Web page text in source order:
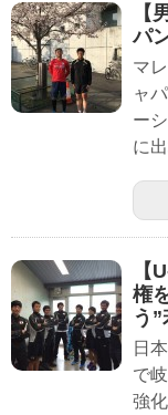
【
パ
マ
ャ
ー
に
【
権
う
日
で
強